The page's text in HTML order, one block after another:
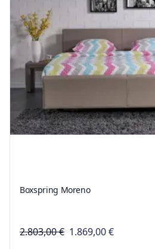
Boxspring Moreno
2.803,00 € 1.869,00 €